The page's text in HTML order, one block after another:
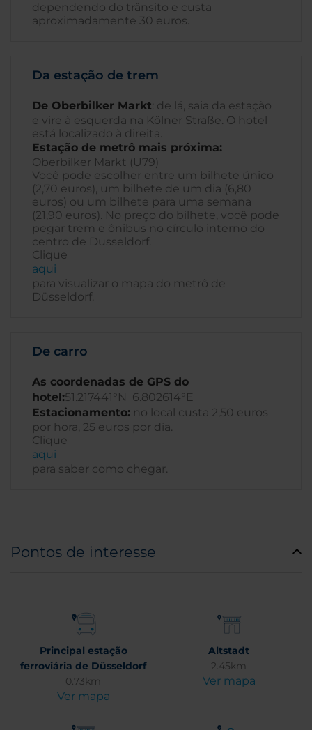
dependendo do trânsito e custa
aproximadamente 30 euros.
Da estação de trem
De Oberbilker Markt: de lá, saia da estação
e vire à esquerda na Kölner Straße. O hotel
está localizado à direita.
Estação de metrô mais próxima:
Oberbilker Markt (U79)
Você pode escolher entre um bilhete único
(2,70 euros), um bilhete de um dia (6,80
euros) ou um bilhete para uma semana
(21,90 euros). No preço do bilhete, você pode
pegar trem e ônibus no círculo interno do
centro de Dusseldorf.
Clique
aqui
para visualizar o mapa do metrô de
Düsseldorf.
De carro
As coordenadas de GPS do
hotel:51.217441°N 6.802614°E
Estacionamento: no local custa 2,50 euros
por hora, 25 euros por dia.
Clique
aqui
para saber como chegar.
Pontos de interesse
Principal estação
ferroviária de Düsseldorf
0.73km
Ver mapa
Altstadt
2.45km
Ver mapa